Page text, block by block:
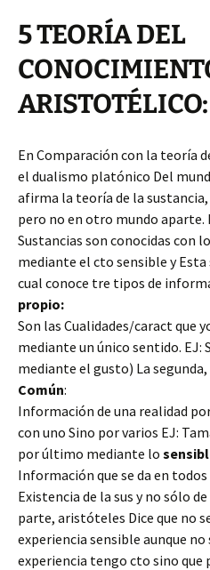
5 TEORÍA DEL
ARISTOTÉLICO:
En Comparación con la teoría
el dualismo platónico Del
afirma la teoría de la sustancia,
pero no en otro mundo aparte.
Sustancias son conocidas con
mediante el cto sensible y
cual conoce tre tipos de
propio:
Son las Cualidades/caract que
mediante un único sentido. EJ:
mediante el gusto) La
Común:
Información de una realidad
con uno Sino por varios EJ:
por último mediante lo
Información que se da en
Existencia de la sus y no sólo
parte, aristóteles Dice que no
experiencia sensible aunque
experiencia tengo cto sino que